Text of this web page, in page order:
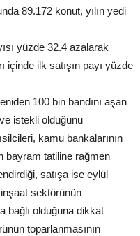
89.172 konut, yılın yedi
yüzde 32.4 azalarak
içinde ilk satışın payı yüzde
100 bin bandını aşan
istekli olduğunu
kamu bankalarının
bayram tatiline rağmen
satışa ise eylül
sektörünün
bağlı olduğuna dikkat
toparlanmasının